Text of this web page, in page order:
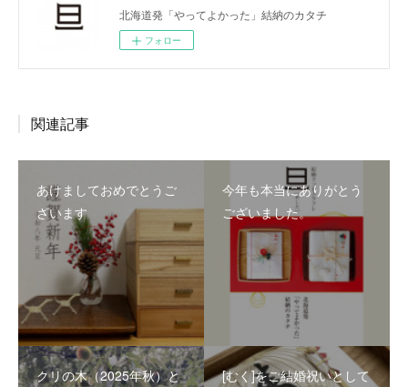
北海道発「やってよかった」結納のカタチ
フォロー
関連記事
あけましておめでとうご
ざいます
今年も本当にありがとう
ございました。
クリの木（2025年秋）と
[むく]をご結婚祝いとして